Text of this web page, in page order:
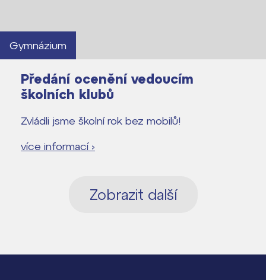
Gymnázium
Předání ocenění vedoucím
školních klubů
Zvládli jsme školní rok bez mobilů!
více informací ›
Zobrazit další